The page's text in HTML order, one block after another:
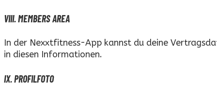
VIII. MEMBERS AREA
In der Nexxtfitness-App kannst du deine
in diesen Informationen.
IX. PROFILFOTO